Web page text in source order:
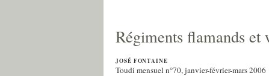
Régiments flamands et
JOSÉ FONTAINE
Toudi mensuel n°70, janvier-février-mars 2006